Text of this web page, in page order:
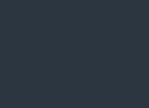
wie einfach es ist, mit
zu arbeiten und wie
Seidenstoffe oder Wolle
– mit unserem Produkt